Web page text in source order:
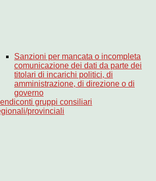
Sanzioni per mancata o incompleta
comunicazione dei dati da parte dei
titolari di incarichi politici, di
amministrazione, di direzione o di
governo
gruppi consiliari
provinciali